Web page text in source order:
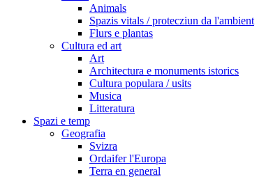
Animals
Spazis vitals / protecziun da l'ambient
Flurs e plantas
Cultura ed art
Art
Architectura e monuments istorics
Cultura populara / usits
Musica
Litteratura
Spazi e temp
Geografia
Svizra
Ordaifer l'Europa
Terra en general